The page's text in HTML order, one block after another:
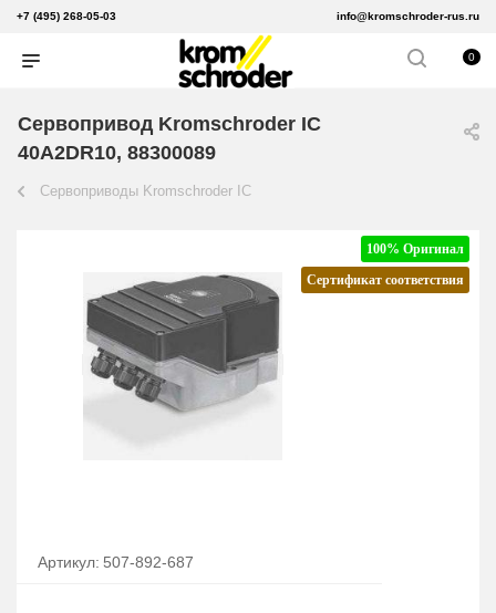
+7 (495) 268-05-03 info@kromschroder-rus.ru
0
Сервопривод Kromschroder IC
40A2DR10, 88300089
Сервоприводы Kromschroder IC
100% Оригинал
Сертификат соответствия
Артикул: 507-892-687